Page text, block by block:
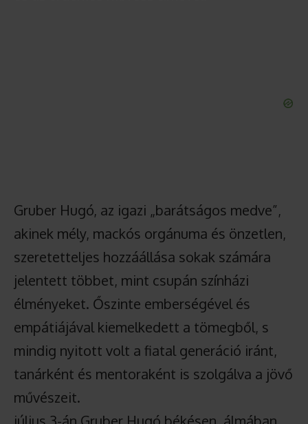
Gruber Hugó, az igazi „barátságos medve”,
akinek mély, mackós orgánuma és önzetlen,
szeretetteljes hozzáállása sokak számára
jelentett többet, mint csupán színházi
élményeket. Őszinte emberségével és
empátiájával kiemelkedett a tömegből, s
mindig nyitott volt a fiatal generáció iránt,
tanárként és mentoraként is szolgálva a jövő
művészeit.